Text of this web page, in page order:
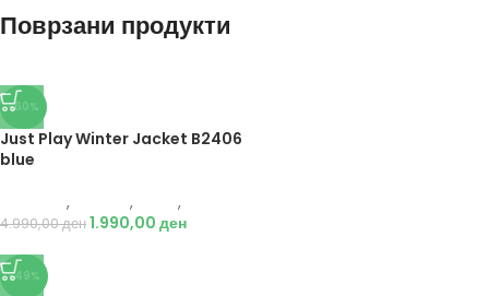
Поврзани продукти
-60%
Just Play Winter Jacket B2406
blue
, , ,
4.990,00ден1.990,00 ден
-49%